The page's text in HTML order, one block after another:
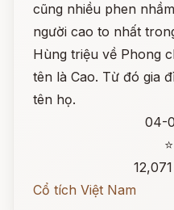
cũng nhiều phen
người cao to nhất
Hùng triệu về Phong
tên là Cao. Từ đó gia
tên họ.
04-
Cổ tích Việt Nam